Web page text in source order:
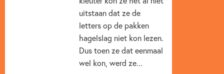
uitstaan dat ze de
letters op de pakken
hagelslag niet kon lezen.
Dus toen ze dat eenmaal
wel kon, werd ze...